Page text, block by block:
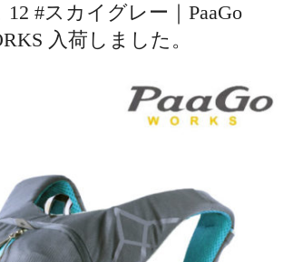
#スカイグレー｜PaaGo
入荷しました。